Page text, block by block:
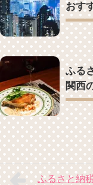
おす
ふる
関西
ふるさと納